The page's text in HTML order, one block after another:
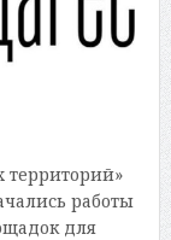
территорий»
работы
для